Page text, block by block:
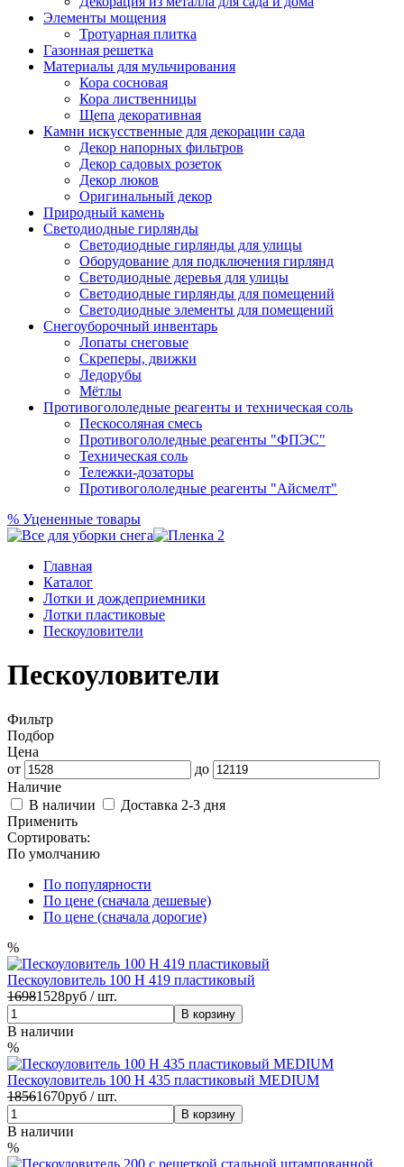
Элементы мощения
Тротуарная плитка
Газонная решетка
Материалы для мульчирования
Кора сосновая
Кора лиственницы
Щепа декоративная
Камни искусственные для декорации сада
Декор напорных фильтров
Декор садовых розеток
Декор люков
Оригинальный декор
Природный камень
Светодиодные гирлянды
Светодиодные гирлянды для улицы
Оборудование для подключения гирлянд
Светодиодные деревья для улицы
Светодиодные гирлянды для помещений
Светодиодные элементы для помещений
Снегоуборочный инвентарь
Лопаты снеговые
Скреперы, движки
Ледорубы
Мётлы
Противогололедные реагенты и техническая соль
Пескосоляная смесь
Противогололедные реагенты "ФПЭС"
Техническая соль
Тележки-дозаторы
Противогололедные реагенты "Айсмелт"
% Уцененные товары
Главная
Каталог
Лотки и дождеприемники
Лотки пластиковые
Пескоуловители
Пескоуловители
Фильтр
Подбор
Цена
от
до
Наличие
В наличии
Доставка 2-3 дня
Применить
Сортировать:
По умолчанию
По популярности
По цене (сначала дешевые)
По цене (сначала дорогие)
%
Пескоуловитель 100 H 419 пластиковый
16981528руб / шт.
В наличии
%
Пескоуловитель 100 H 435 пластиковый MEDIUM
18561670руб / шт.
В наличии
%